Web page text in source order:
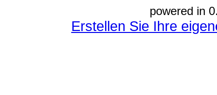
powered in
Erstellen Sie Ihre